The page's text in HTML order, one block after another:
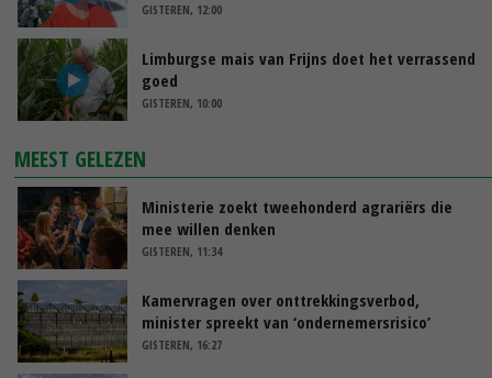
GISTEREN, 12:00
Limburgse mais van Frijns doet het verrassend
goed
GISTEREN, 10:00
MEEST GELEZEN
Ministerie zoekt tweehonderd agrariërs die
mee willen denken
GISTEREN, 11:34
Kamervragen over onttrekkingsverbod,
minister spreekt van ‘ondernemersrisico’
GISTEREN, 16:27